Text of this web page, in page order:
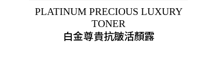
PLATINUM PRECIOUS LUXURY
TONER
白金尊貴抗皺活顏露